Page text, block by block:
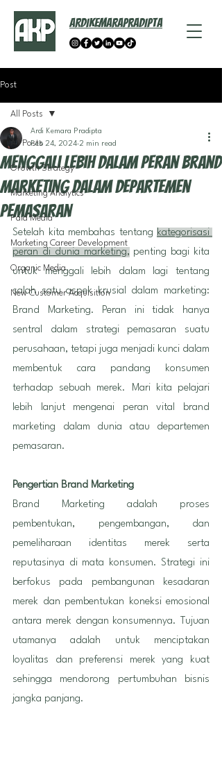
ARDIKEMARAPRADIPTA
Post
All Posts
Growth Strategy
Marketing Analytics
Paid Media
Marketing Career Development
Organic Media
New Customer Acquisition
All Posts
Menggali Lebih Dalam Peran Brand
Marketing dalam Departemen
Pemasaran
Ardi Kemara Pradipta
Feb 24, 2024 2 min read
Setelah kita membahas tentang kategorisasi
peran di dunia marketing, penting bagi kita
untuk menggali lebih dalam lagi tentang
salah satu aspek krusial dalam marketing:
Brand Marketing. Peran ini tidak hanya
sentral dalam strategi pemasaran suatu
perusahaan, tetapi juga menjadi kunci dalam
membentuk cara pandang konsumen
terhadap sebuah merek. Mari kita pelajari
lebih lanjut mengenai peran vital brand
marketing dalam dunia atau departemen
pemasaran.
Pengertian Brand Marketing
Brand Marketing adalah proses
pembentukan, pengembangan, dan
pemeliharaan identitas merek serta
reputasinya di mata konsumen. Strategi ini
berfokus pada pembangunan kesadaran
merek dan pembentukan koneksi emosional
antara merek dengan konsumennya. Tujuan
utamanya adalah untuk menciptakan
loyalitas dan preferensi merek yang kuat
sehingga mendorong pertumbuhan bisnis
jangka panjang.